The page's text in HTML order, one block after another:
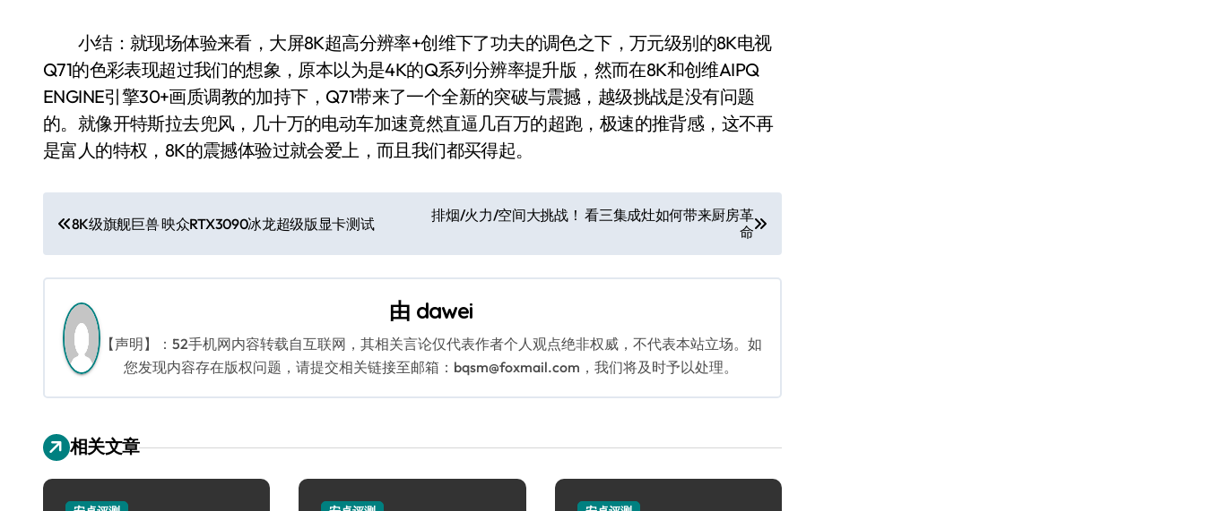
小结：就现场体验来看，大屏8K超高分辨率+创维下了功夫的调色之下，万元级别的8K电视
Q71的色彩表现超过我们的想象，原本以为是4K的Q系列分辨率提升版，然而在8K和创维AIPQ
ENGINE引擎30+画质调教的加持下，Q71带来了一个全新的突破与震撼，越级挑战是没有问题
的。就像开特斯拉去兜风，几十万的电动车加速竟然直逼几百万的超跑，极速的推背感，这不再
是富人的特权，8K的震撼体验过就会爱上，而且我们都买得起。
文
章
导
航
8K级旗舰巨兽 映众RTX3090冰龙超级版显卡测试
排烟/火力/空间大挑战！ 看三集成灶如何带来厨房革
命
由 dawei
【声明】：52手机网内容转载自互联网，其相关言论仅代表作者个人观点绝非权威，不代表本站立场。如
您发现内容存在版权问题，请提交相关链接至邮箱：bqsm@foxmail.com，我们将及时予以处理。
相关文章